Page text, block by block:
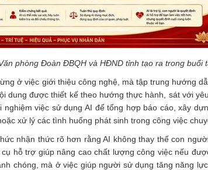
phòng Đoàn ĐBQH và HĐND tỉnh tạo ra trong buổi
ở việc giới thiệu công nghệ, mà tập trung hướng
dung được thiết kế theo hướng thực hành, sát với
việc sử dụng AI để tổng hợp báo cáo, xây
xử lý các tình huống phát sinh trong công việc
nhận thức rõ hơn rằng AI không thay thế con
hỗ trợ giúp nâng cao chất lượng công việc nếu
chóng, mà ở việc giúp người sử dụng tăng năng